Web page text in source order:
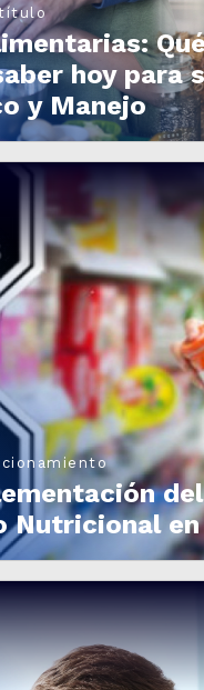
hoy para
y Manejo
del
Nutricional en